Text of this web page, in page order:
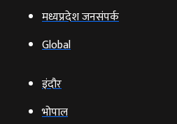
मध्यप्रदेश जनसंपर्क
Global
इंदौर
भोपाल